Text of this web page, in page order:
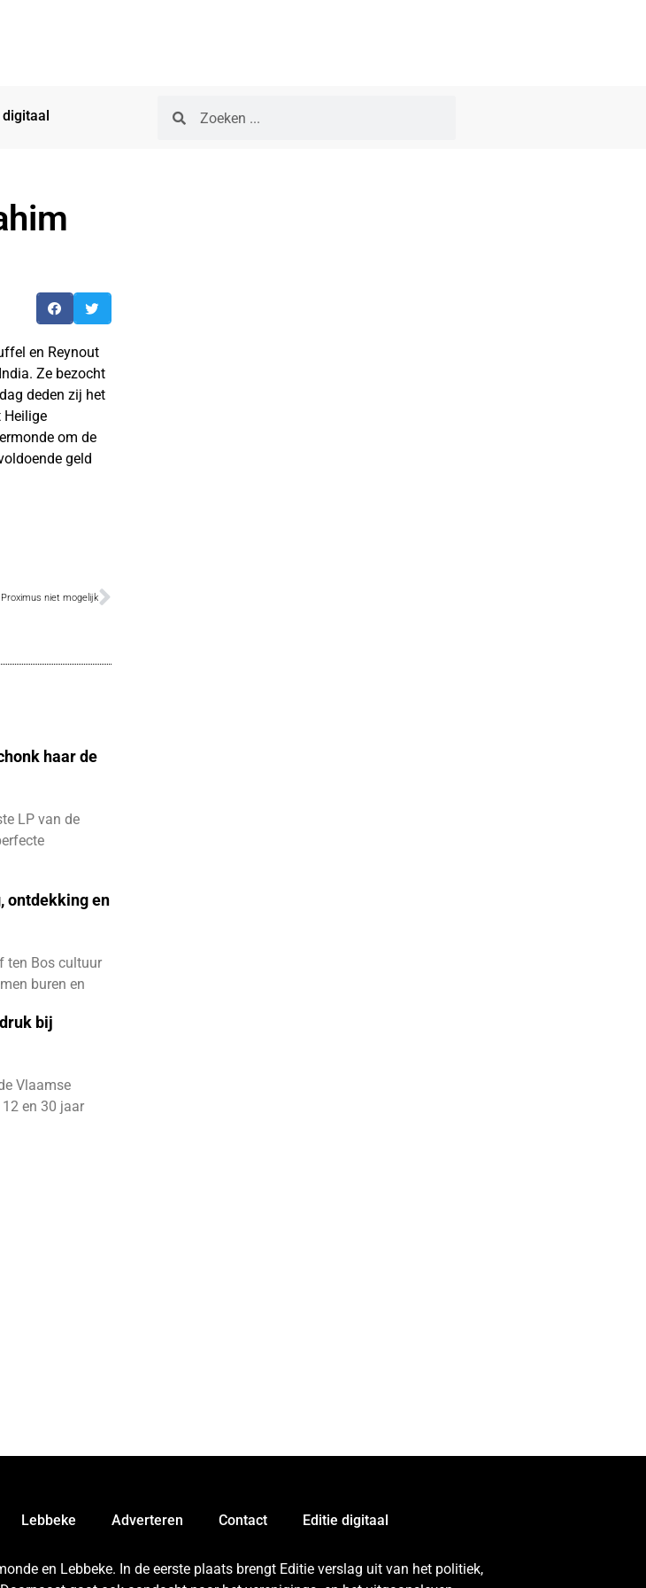
en Reynout
Ze bezocht
deden zij het
Heilige
om de
geld
niet mogelijk
haar de
LP van de
ontdekking en
ten Bos cultuur
buren en
bij
Vlaamse
en 30 jaar
Lebbeke Adverteren Contact Editie digitaal
en Lebbeke. In de eerste plaats brengt Editie verslag uit van het politiek,